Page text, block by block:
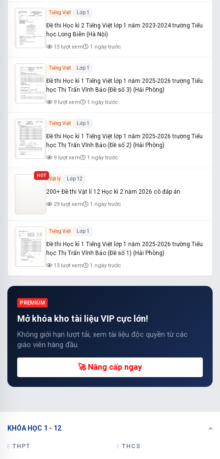
Tiếng Việt Lớp 1
Đề thi Học kì 2 Tiếng Việt lớp 1 năm 2023-2024 trường Tiểu
học Long Biên (Hà Nội)
15 lượt xem 1 ngày trước
Tiếng Việt Lớp 1
Đề thi Học kì 1 Tiếng Việt lớp 1 năm 2025-2026 trường Tiểu
học Thị Trấn Vĩnh Bảo (Đề số 3) (Hải Phòng)
9 lượt xem 1 ngày trước
Tiếng Việt Lớp 1
Đề thi Học kì 1 Tiếng Việt lớp 1 năm 2025-2026 trường Tiểu
học Thị Trấn Vĩnh Bảo (Đề số 2) (Hải Phòng)
9 lượt xem 1 ngày trước
HOT
Vật lý Lớp 12
200+ Đề thi Vật lí 12 Học kì 2 năm 2026 có đáp án
29 lượt xem 1 ngày trước
Tiếng Việt Lớp 1
Đề thi Học kì 1 Tiếng Việt lớp 1 năm 2025-2026 trường Tiểu
học Thị Trấn Vĩnh Bảo (Đề số 1) (Hải Phòng)
13 lượt xem 1 ngày trước
PREMIUM
Mở khóa kho tài liệu VIP cực lớn!
Không giới hạn lượt tải, xem tài liệu độc quyền từ các
giáo viên hàng đầu.
🚀 Nâng cấp ngay
KHÓA HỌC 1 - 12
THPT THCS